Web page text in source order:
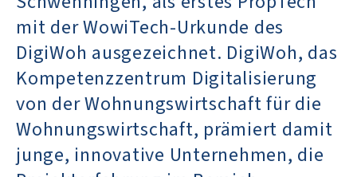
mit der WowiTech-Urkunde des
DigiWoh ausgezeichnet. DigiWoh, das
Kompetenzzentrum Digitalisierung
von der Wohnungswirtschaft für die
Wohnungswirtschaft, prämiert damit
junge, innovative Unternehmen, die